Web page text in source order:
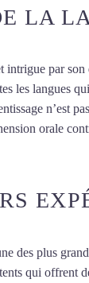
LA
intrigue par
les langues
n’est
orale
des plus
qui offrent